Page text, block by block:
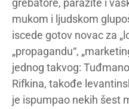
grebatore, parazite i
mukom i ljudskom
iscede gotov novac za
„propagandu“,
jednog takvog:
Rifkina, takođe
je ispumpao nekih šest